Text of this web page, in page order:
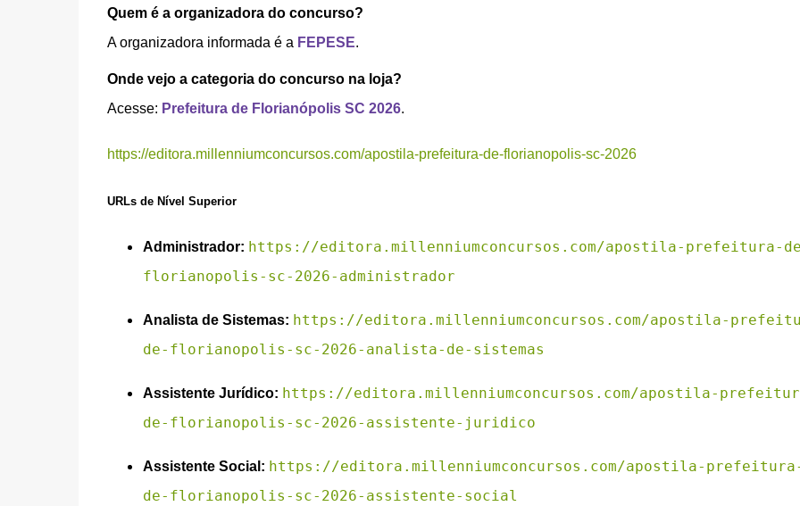
Quem é a organizadora do concurso?
A organizadora informada é a FEPESE.
Onde vejo a categoria do concurso na loja?
Acesse: Prefeitura de Florianópolis SC 2026.
https://editora.millenniumconcursos.com/apostila-prefeitura-de-florianopolis-sc-2026
URLs de Nível Superior
Administrador: https://editora.millenniumconcursos.com/apostila-prefeitura-
florianopolis-sc-2026-administrador
Analista de Sistemas: https://editora.millenniumconcursos.com/apostila-
de-florianopolis-sc-2026-analista-de-sistemas
Assistente Jurídico: https://editora.millenniumconcursos.com/apostila-
de-florianopolis-sc-2026-assistente-juridico
Assistente Social: https://editora.millenniumconcursos.com/apostila-
de-florianopolis-sc-2026-assistente-social